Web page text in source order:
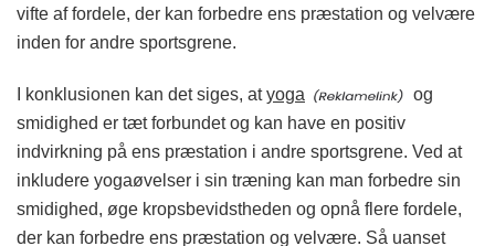
vifte af fordele, der kan forbedre ens præstation og velvære
inden for andre sportsgrene.
I konklusionen kan det siges, atyoga
og
smidighed er tæt forbundet og kan have en positiv
indvirkning på ens præstation i andre sportsgrene. Ved at
inkludere yogaøvelser i sin træning kan man forbedre sin
smidighed, øge kropsbevidstheden og opnå flere fordele,
der kan forbedre ens præstation og velvære. Så uanset